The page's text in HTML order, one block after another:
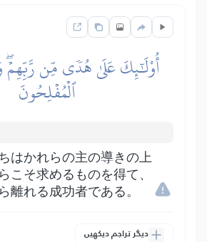
أُوْلَٰٓئِكَ عَلَىٰ هُدٗى مِّن رَّبِّهِمۡۖ
ٱلۡمُفۡلِحُونَ
はかれらの主の導きの上
こそ求めるものを得て、
離れる成功者である。
دیگر تراجم دیکھیں